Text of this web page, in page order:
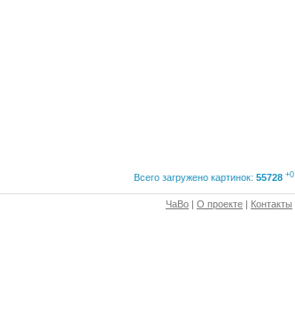
Всего загружено картинок: 55728 +0
ЧаВо | О проекте | Контакты